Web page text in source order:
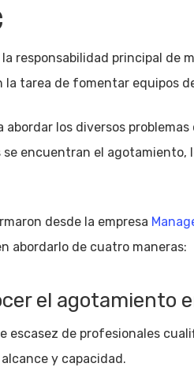
responsabilidad principal de
la tarea de fomentar equipos
abordar los diversos
se encuentran el
desde la empresa
abordarlo de cuatro maneras:
el agotamiento
escasez de profesionales
y capacidad.